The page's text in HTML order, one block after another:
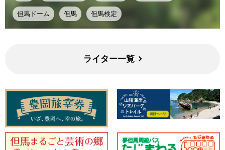
但馬ドーム 但馬 但馬検定
ライター一覧